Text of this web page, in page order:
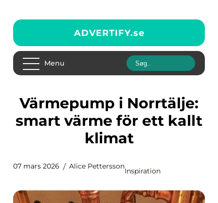
ADVERTIFY.se
Menu
Värmepump i Norrtälje:
smart värme för ett kallt
klimat
07 mars 2026 Alice Pettersson
Inspiration